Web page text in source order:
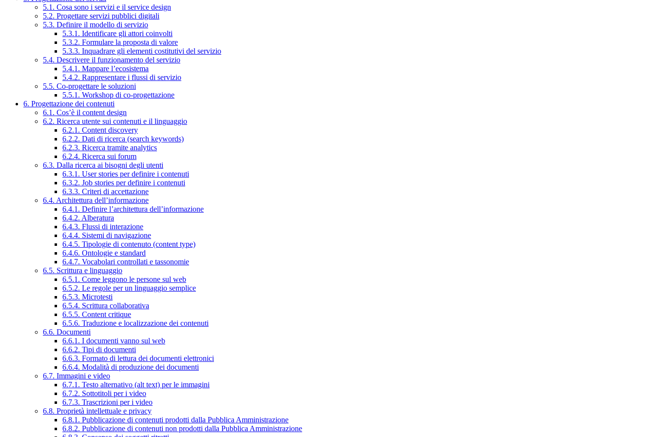
5.1. Cosa sono i servizi e il service design
5.2. Progettare servizi pubblici digitali
5.3. Definire il modello di servizio
5.3.1. Identificare gli attori coinvolti
5.3.2. Formulare la proposta di valore
5.3.3. Inquadrare gli elementi costitutivi del servizio
5.4. Descrivere il funzionamento del servizio
5.4.1. Mappare l’ecosistema
5.4.2. Rappresentare i flussi di servizio
5.5. Co-progettare le soluzioni
5.5.1. Workshop di co-progettazione
6. Progettazione dei contenuti
6.1. Cos’è il content design
6.2. Ricerca utente sui contenuti e il linguaggio
6.2.1. Content discovery
6.2.2. Dati di ricerca (search keywords)
6.2.3. Ricerca tramite analytics
6.2.4. Ricerca sui forum
6.3. Dalla ricerca ai bisogni degli utenti
6.3.1. User stories per definire i contenuti
6.3.2. Job stories per definire i contenuti
6.3.3. Criteri di accettazione
6.4. Architettura dell’informazione
6.4.1. Definire l’architettura dell’informazione
6.4.2. Alberatura
6.4.3. Flussi di interazione
6.4.4. Sistemi di navigazione
6.4.5. Tipologie di contenuto (content type)
6.4.6. Ontologie e standard
6.4.7. Vocabolari controllati e tassonomie
6.5. Scrittura e linguaggio
6.5.1. Come leggono le persone sul web
6.5.2. Le regole per un linguaggio semplice
6.5.3. Microtesti
6.5.4. Scrittura collaborativa
6.5.5. Content critique
6.5.6. Traduzione e localizzazione dei contenuti
6.6. Documenti
6.6.1. I documenti vanno sul web
6.6.2. Tipi di documenti
6.6.3. Formato di lettura dei documenti elettronici
6.6.4. Modalità di produzione dei documenti
6.7. Immagini e video
6.7.1. Testo alternativo (alt text) per le immagini
6.7.2. Sottotitoli per i video
6.7.3. Trascrizioni per i video
6.8. Proprietà intellettuale e privacy
6.8.1. Pubblicazione di contenuti prodotti dalla Pubblica Amministrazione
6.8.2. Pubblicazione di contenuti non prodotti dalla Pubblica Amministrazione